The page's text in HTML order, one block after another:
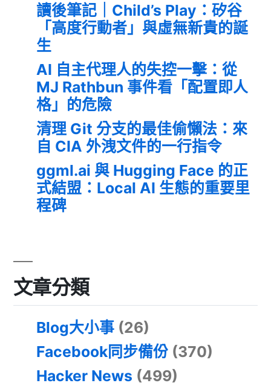
讀後筆記｜Child’s Play：矽谷
「高度行動者」與虛無新貴的誕
生
AI 自主代理人的失控一擊：從
MJ Rathbun 事件看「配置即人
格」的危險
清理 Git 分支的最佳偷懶法：來
自 CIA 外洩文件的一行指令
ggml.ai 與 Hugging Face 的正
式結盟：Local AI 生態的重要里
程碑
文章分類
Blog大小事 (26)
Facebook同步備份 (370)
Hacker News (499)